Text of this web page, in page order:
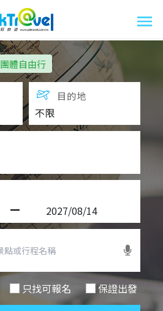
團體自由行
目的地
只找可報名 保證出發